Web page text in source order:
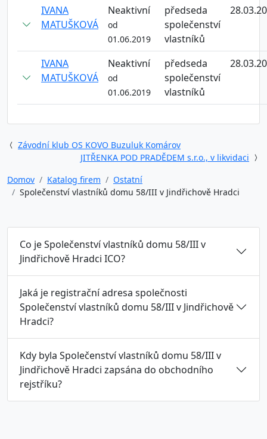
IVANA
MATUŠKOVÁ
Neaktivní
od
01.06.2019
předseda
společenství
vlastníků
IVANA
MATUŠKOVÁ
Neaktivní
od
01.06.2019
předseda
společenství
vlastníků
Závodní klub OS KOVO Buzuluk Komárov
JITŘENKA POD PRADĚDEM s.r.o., v likvidaci
Domov
Katalog firem
Ostatní
Společenství vlastníků domu 58/III v Jindřichově Hradci
Co je Společenství vlastníků domu 58/III v
Jindřichově Hradci ICO?
Jaká je registrační adresa společnosti
Společenství vlastníků domu 58/III v Jindřichově
Hradci?
Kdy byla Společenství vlastníků domu 58/III v
Jindřichově Hradci zapsána do obchodního
rejstříku?